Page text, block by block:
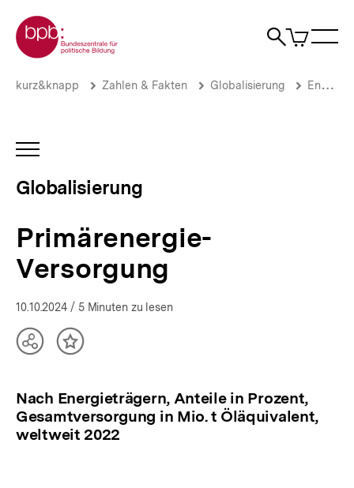
zum
Seiteninhalt
springen
Zur Startseite der bpb
Suche
Artikel
im
Primärenergie-
bpb.de
Brotkrümelnavigation
Pfadnavigation
kurz&knapp Zahlen & Fakten Globalisierung Energie
INHALTSNAVIGATION
Globalisierung
Primärenergie-
Versorgung
10.10.2024 / 5 Minuten zu lesen
TeilenInhalt
Nach Energieträgern, Anteile in Prozent,
Gesamtversorgung in Mio. t Öläquivalent,
weltweit 2022